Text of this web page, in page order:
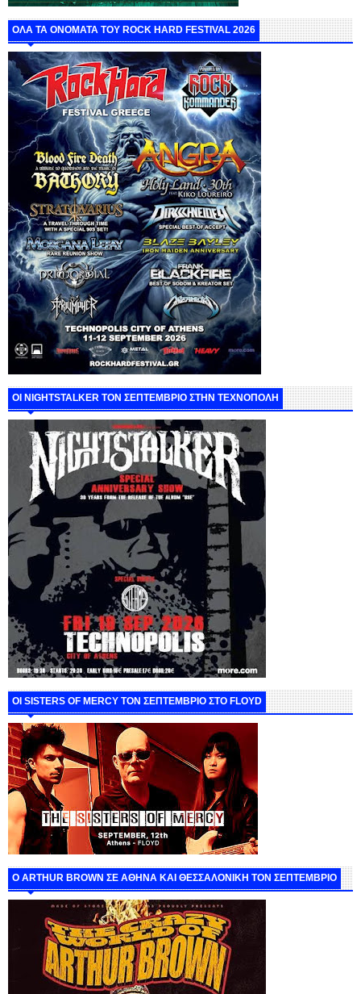
ΟΛΑ ΤΑ ΟΝΟΜΑΤΑ ΤΟΥ ROCK HARD FESTIVAL 2026
ΟΙ NIGHTSTALKER ΤΟΝ ΣΕΠΤΕΜΒΡΙΟ ΣΤΗΝ ΤΕΧΝΟΠΟΛΗ
ΟΙ SISTERS OF MERCY ΤΟΝ ΣΕΠΤΕΜΒΡΙΟ ΣΤΟ FLOYD
O ARTHUR BROWN ΣΕ ΑΘΗΝΑ ΚΑΙ ΘΕΣΣΑΛΟΝΙΚΗ ΤΟΝ ΣΕΠΤΕΜΒΡΙΟ